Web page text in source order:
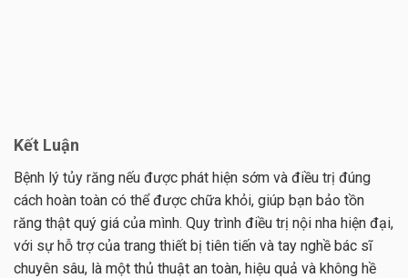
Kết Luận
Bệnh lý tủy răng nếu được phát hiện sớm và điều trị đúng
cách hoàn toàn có thể được chữa khỏi, giúp bạn bảo tồn
răng thật quý giá của mình. Quy trình điều trị nội nha hiện đại,
với sự hỗ trợ của trang thiết bị tiên tiến và tay nghề bác sĩ
chuyên sâu, là một thủ thuật an toàn, hiệu quả và không hề